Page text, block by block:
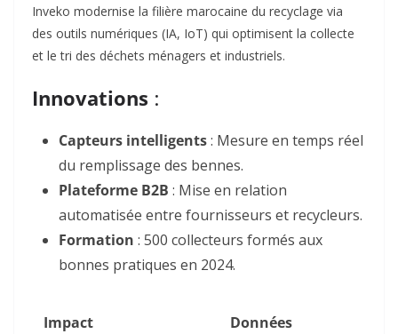
Inveko modernise la filière marocaine du recyclage via
des outils numériques (IA, IoT) qui optimisent la collecte
et le tri des déchets ménagers et industriels.
Innovations :
Capteurs intelligents: Mesure en temps réel
du remplissage des bennes.
Plateforme B2B : Mise en relation
automatisée entre fournisseurs et recycleurs.
Formation : 500 collecteurs formés aux
bonnes pratiques en 2024.
Impact
Données